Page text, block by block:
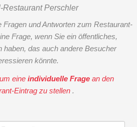
Restaurant Perschler
Fragen und Antworten zum Restaurant-
Frage, wenn Sie ein öffentliches,
haben, das auch andere Besucher
könnte.
eineindividuelle Frage an den
Eintrag zu stellen .